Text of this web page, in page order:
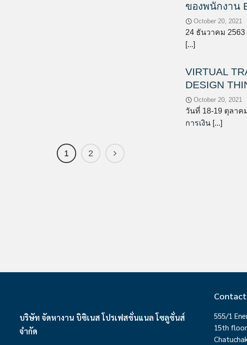
ของพนักงาน
October 20, 2021
24 ธันวาคม 2563
[...]
VIRTUAL
DESIGN
October 20, 2021
วันที่ 18-19 ตุลา
การเงิน [...]
1 2
บริษัท จัดหางาน บิซิเนส โปรเฟสชั่นแนล โซลูชั่นส์
จำกัด
Contact
555/1
15th